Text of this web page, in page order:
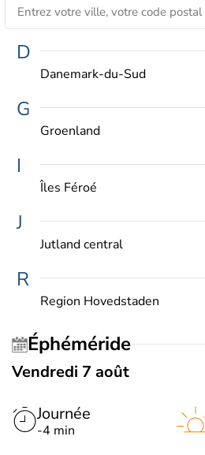
D
Danemark-du-Sud
G
Groenland
I
Îles Féroé
J
Jutland central
R
Region Hovedstaden
Éphéméride
Vendredi 7 août
Journée
-4 min